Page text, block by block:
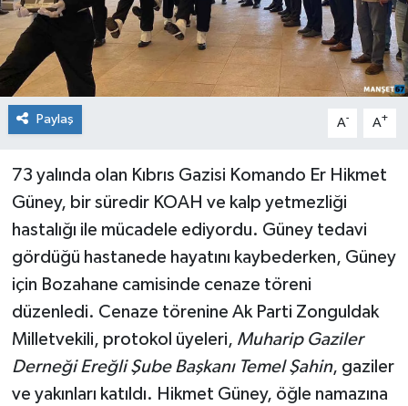
Paylaş A- A+
73 yalında olan Kıbrıs Gazisi Komando Er Hikmet
Güney, bir süredir KOAH ve kalp yetmezliği
hastalığı ile mücadele ediyordu. Güney tedavi
gördüğü hastanede hayatını kaybederken, Güney
için Bozahane camisinde cenaze töreni
düzenledi. Cenaze törenine Ak Parti Zonguldak
Milletvekili, protokol üyeleri, Muharip Gaziler
Derneği Ereğli Şube Başkanı Temel Şahin, gaziler
ve yakınları katıldı. Hikmet Güney, öğle namazına
Röportaj
Teknoloji